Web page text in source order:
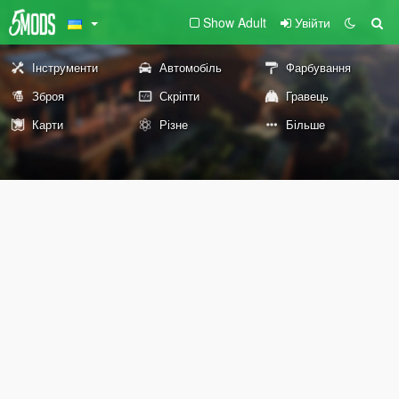
Show Adult Увійти
Інструменти Автомобіль
Фарбування
Зброя
Скріпти
Гравець
Карти
Різне Більше